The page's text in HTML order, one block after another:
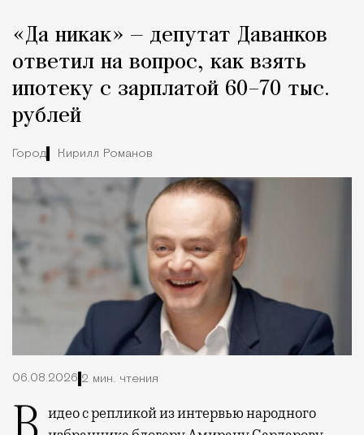
«Да никак» — депутат Даванков
ответил на вопрос, как взять
ипотеку с зарплатой 60–70 тыс.
рублей
Город Кирилл Романов
06.08.2026 2 мин. чтения